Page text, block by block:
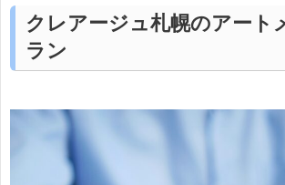
クレアージュ札幌のアート
ラン